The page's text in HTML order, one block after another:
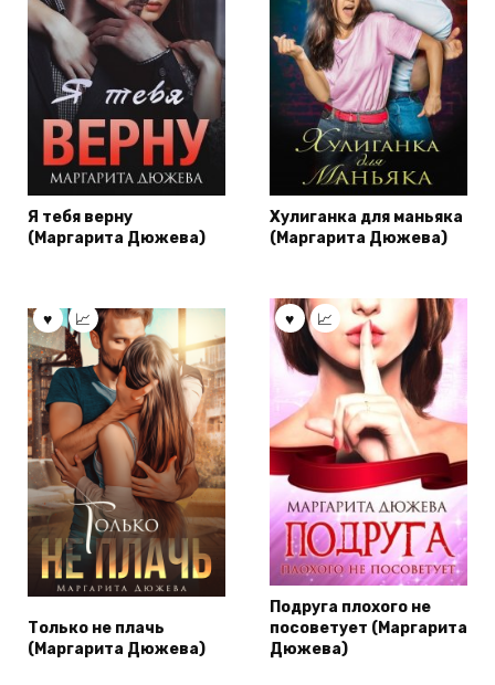
Я тебя верну
(Маргарита Дюжева)
Хулиганка для маньяка
(Маргарита Дюжева)
Только не плачь
(Маргарита Дюжева)
Подруга плохого не
посоветует (Маргарита
Дюжева)